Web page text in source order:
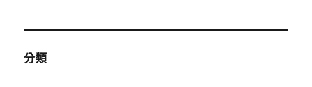
門
票
鍵
分類